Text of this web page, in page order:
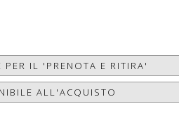
IL 'PRENOTA E RITIRA'
ALL'ACQUISTO